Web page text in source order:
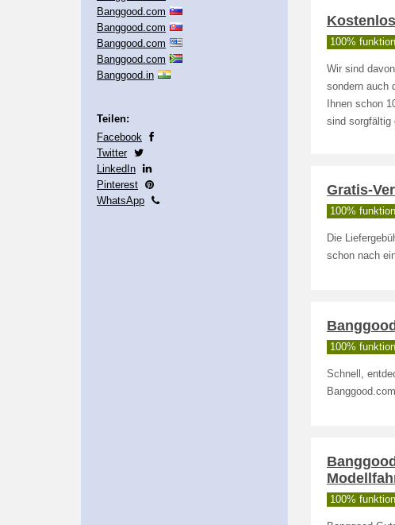
Banggood.com
Banggood.com
Banggood.com
Banggood.com
Banggood.in
Teilen:
Facebook
Twitter
LinkedIn
Pinterest
WhatsApp
100%
Wir sind
sondern auch
Ihnen schon
sind sorgfältig
Gratis-
100%
Die
schon nach
100%
Schnell,
Banggood.com
100%